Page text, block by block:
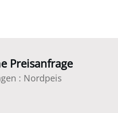
Preisanfrage
: Nordpeis